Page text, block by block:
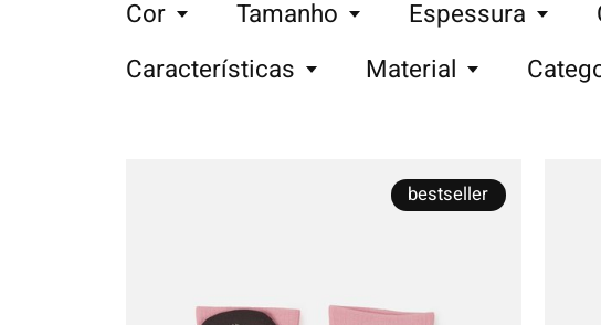
Cor Tamanho Espessura
Características
Material
bestseller